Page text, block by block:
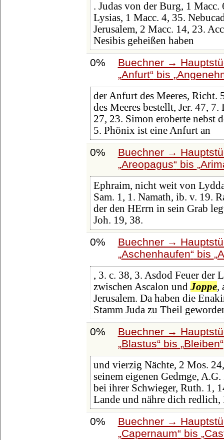
. Judas von der Burg, 1
Lysias, 1 Macc. 4, 35.
Jerusalem, 2 Macc. 14, 23.
Nesibis geheißen haben
0%
Buechner →
Anfurt bis
der Anfurt des Meeres, Richt.
des Meeres bestellt, Jer. 47,
27, 23. Simon eroberte nebst
5. Phönix ist eine Anfurt an
0%
Buechner →
Areopagus bis
Ephraim, nicht weit von
Sam. 1, 1. Namath, ib. v. 19.
der den HErrn in sein Grab
Joh. 19, 38.
0%
Buechner →
Aschenhaufen bis
, 3. c. 38, 3. Asdod Feuer der
zwischen Ascalon und Joppe,
Jerusalem. Da haben die
Stamm Juda zu Theil
0%
Buechner →
Blastus bis Bleiben
und vierzig Nächte, 2 Mos.
seinem eigenen Gedmge,
bei ihrer Schwieger, Ruth. 1,
Lande und nähre dich redlich,
0%
Buechner →
Capernaum bis